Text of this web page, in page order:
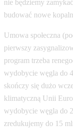
nie będziemy
budować nowe
Umowa społeczna
pierwszy
program trzeba
wydobycie węgla do
skończy się dużo
klimatyczną Unii
wydobycie węgla do
zredukujemy do 15